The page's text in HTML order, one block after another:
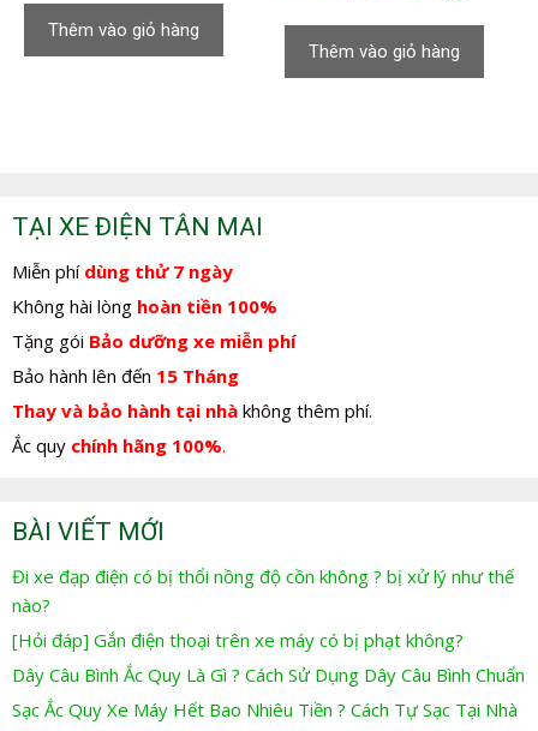
2.100.000,0₫.
1.350.000,0₫.
Thêm vào giỏ hàng
2.100.000,0₫.
Thêm vào giỏ hàng
TẠI XE ĐIỆN TÂN MAI
Miễn phí dùng thử 7 ngày
Không hài lòng hoàn tiền 100%
Tặng gói Bảo dưỡng xe miễn phí
Bảo hành lên đến 15 Tháng
Thay và bảo hành tại nhà không thêm phí.
Ắc quy chính hãng 100%.
BÀI VIẾT MỚI
Đi xe đạp điện có bị thổi nồng độ cồn không ? bị xử lý như thế
nào?
[Hỏi đáp] Gắn điện thoại trên xe máy có bị phạt không?
Dây Câu Bình Ắc Quy Là Gì ? Cách Sử Dụng Dây Câu Bình Chuẩn
Sạc Ắc Quy Xe Máy Hết Bao Nhiêu Tiền ? Cách Tự Sạc Tại Nhà